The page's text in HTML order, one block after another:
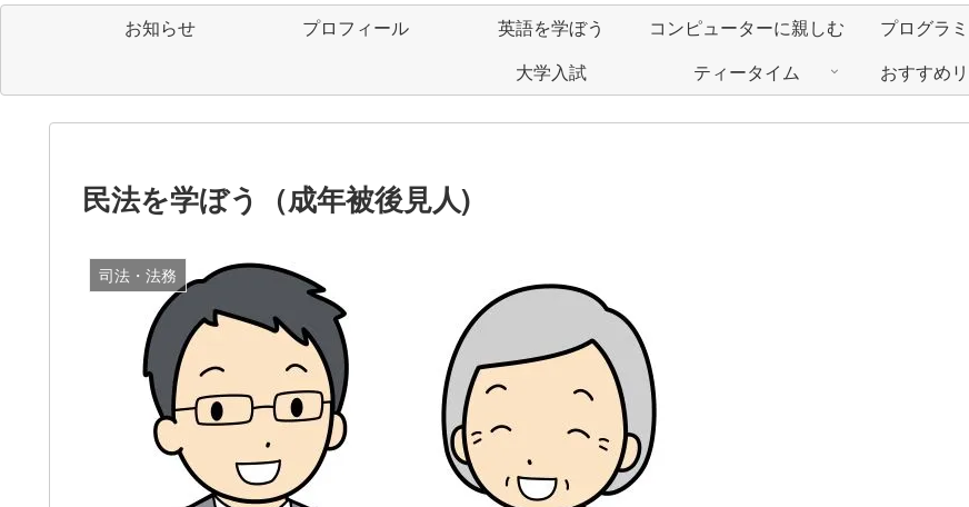
お知らせ プロフィール 英語を学ぼう コンピューターに親しむ プログラ
大学入試
ティータイム おすすめ
民法を学ぼう（成年被後見人)
司法・法務